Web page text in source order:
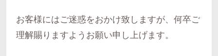
お客様にはご迷惑をおかけ致しますが、何卒ご
理解賜りますようお願い申し上げます。